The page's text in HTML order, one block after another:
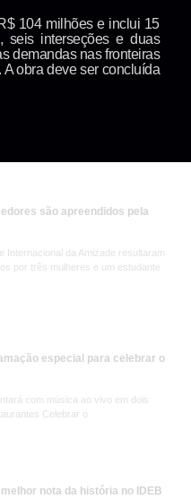
104 milhões e inclui 15
seis interseções e duas
demandas nas fronteiras
obra deve ser concluída
são apreendidos pela
Internacional da Amizade resultaram
por três mulheres e um estudante
especial para celebrar o
com música ao vivo em dois
Celebrar o
nota da história no IDEB